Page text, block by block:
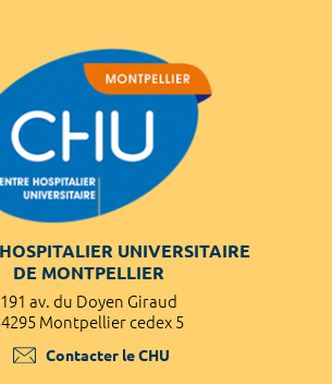
UNIVERSITAIRE
DE MONTPELLIER
191 av. du Doyen Giraud
Montpellier cedex 5
Contacter le CHU